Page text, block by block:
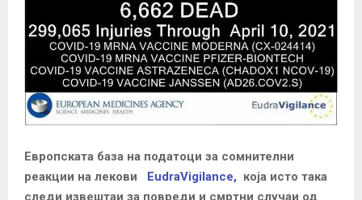
Европската база на податоци за сомнителни
реакции на лекови EudraVigilance, која исто така
следи извештаи за повреди и смртни случаи од